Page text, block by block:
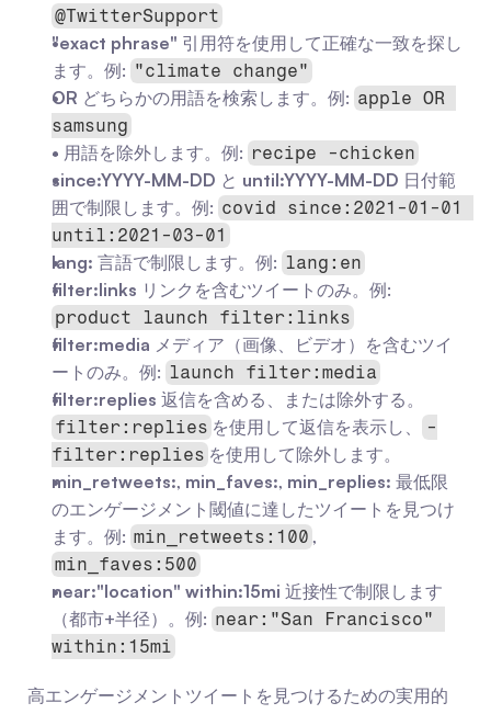
@TwitterSupport
"exact phrase" 引用符を使用して正確な一致を探し
ます。例: "climate change"
OR どちらかの用語を検索します。例: apple OR
samsung
- 用語を除外します。例: recipe -chicken
since:YYYY-MM-DD と until:YYYY-MM-DD 日付範
囲で制限します。例: covid since:2021-01-01
until:2021-03-01
lang: 言語で制限します。例: lang:en
filter:links
product launch filter:links
filter:media メディア（画像、ビデオ）を含むツイ
ートのみ。例: launch filter:media
filter:replies 返信を含める、または除外する。
filter:replies を使用して返信を表示し、
-
filter:replies を使用して除外します。
min_retweets:, min_faves:, min_replies: 最低限
のエンゲージメント閾値に達したツイートを見つけ
ます。例: min_retweets:100
min_faves:500
near:"location" within:15mi 近接性で制限します
（都市+半径）。例: near:"San Francisco"
within:15mi
高エンゲージメントツイートを見つけるための実用的